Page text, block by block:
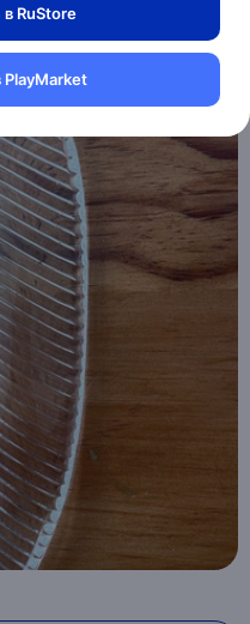
RuStore